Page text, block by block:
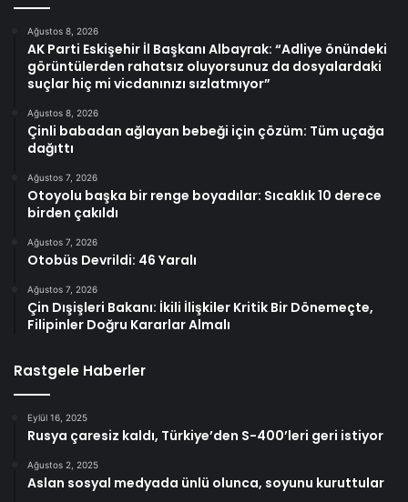
Ağustos 8, 2026
AK Parti Eskişehir İl Başkanı Albayrak: “Adliye önündeki
görüntülerden rahatsız oluyorsunuz da dosyalardaki
suçlar hiç mi vicdanınızı sızlatmıyor”
Ağustos 8, 2026
Çinli babadan ağlayan bebeği için çözüm: Tüm uçağa
dağıttı
Ağustos 7, 2026
Otoyolu başka bir renge boyadılar: Sıcaklık 10 derece
birden çakıldı
Ağustos 7, 2026
Otobüs Devrildi: 46 Yaralı
Ağustos 7, 2026
Çin Dışişleri Bakanı: İkili İlişkiler Kritik Bir Dönemeçte,
Filipinler Doğru Kararlar Almalı
Rastgele Haberler
Eylül 16, 2025
Rusya çaresiz kaldı, Türkiye’den S-400’leri geri istiyor
Ağustos 2, 2025
Aslan sosyal medyada ünlü olunca, soyunu kuruttular